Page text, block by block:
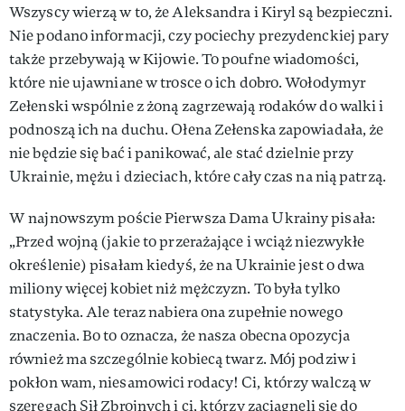
Wszyscy wierzą w to, że Aleksandra i Kiryl są bezpieczni.
Nie podano informacji, czy pociechy prezydenckiej pary
także przebywają w Kijowie. To poufne wiadomości,
które nie ujawniane w trosce o ich dobro. Wołodymyr
Zełenski wspólnie z żoną zagrzewają rodaków do walki i
podnoszą ich na duchu. Ołena Zełenska zapowiadała, że
nie będzie się bać i panikować, ale stać dzielnie przy
Ukrainie, mężu i dzieciach, które cały czas na nią patrzą.
W najnowszym poście Pierwsza Dama Ukrainy pisała:
„Przed wojną (jakie to przerażające i wciąż niezwykłe
określenie) pisałam kiedyś, że na Ukrainie jest o dwa
miliony więcej kobiet niż mężczyzn. To była tylko
statystyka. Ale teraz nabiera ona zupełnie nowego
znaczenia. Bo to oznacza, że ​​nasza obecna opozycja
również ma szczególnie kobiecą twarz. Mój podziw i
pokłon wam, niesamowici rodacy! Ci, którzy walczą w
szeregach Sił Zbrojnych i ci, którzy zaciągnęli się do